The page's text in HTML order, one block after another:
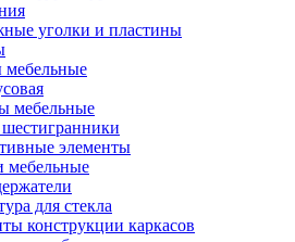
уголки и пластины
мебельные
мебельные
элементы
мебельные
для стекла
конструкции каркасов